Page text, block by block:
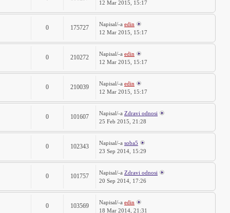
12 Mar 2015, 15:17
0 175727 Napisal/-a edin
12 Mar 2015, 15:17
0 210272 Napisal/-a edin
12 Mar 2015, 15:17
0 210039 Napisal/-a edin
12 Mar 2015, 15:17
0 101607 Napisal/-a Zdravi odnosi
25 Feb 2015, 21:28
0 102343 Napisal/-a soba5
23 Sep 2014, 15:29
0 101757 Napisal/-a Zdravi odnosi
20 Sep 2014, 17:26
0 103569 Napisal/-a edin
18 Mar 2014, 21:31